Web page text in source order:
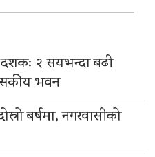
दशकः २ सयभन्दा बढी
भवन
बर्षमा, नगरवासीको